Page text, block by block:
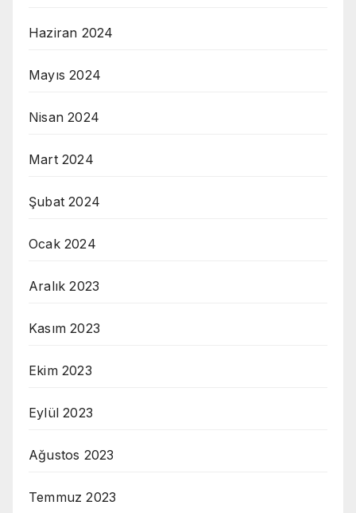
Haziran 2024
Mayıs 2024
Nisan 2024
Mart 2024
Şubat 2024
Ocak 2024
Aralık 2023
Kasım 2023
Ekim 2023
Eylül 2023
Ağustos 2023
Temmuz 2023